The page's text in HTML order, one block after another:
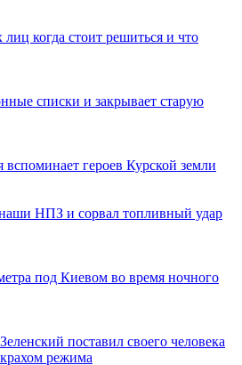
когда стоит решиться и что
списки и закрывает старую
вспоминает героев Курской земли
НПЗ и сорвал топливный удар
под Киевом во время ночного
поставил своего человека
режима